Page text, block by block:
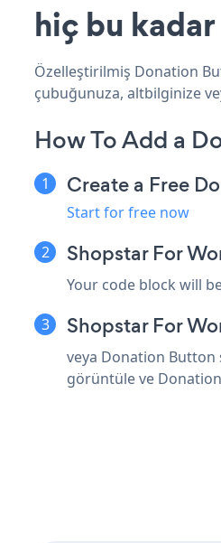
hiç bu kadar
Özelleştirilmiş Donation
çubuğunuza, altbilginize
How To Add a
Create a Free
Start for free now
Shopstar For
Your code block will
Shopstar For
veya Donation Button
görüntüle ve